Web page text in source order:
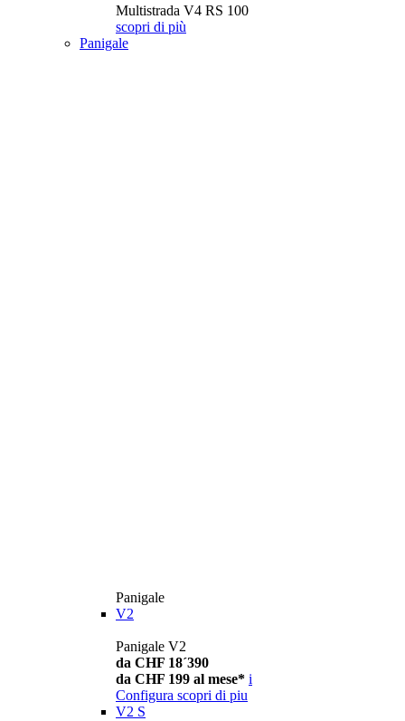
Multistrada V4 RS 100
scopri di più
Panigale
Panigale
V2
Panigale V2
da CHF 18´390
da CHF 199 al mese* i
Configura scopri di piu
V2 S